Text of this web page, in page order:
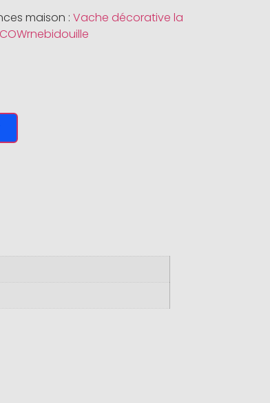
maison : Vache décorative la